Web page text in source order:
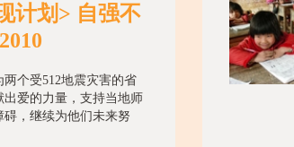
计划> 自强不
个受512地震灾害的省
爱的力量，支持当地师
，继续为他们未来努